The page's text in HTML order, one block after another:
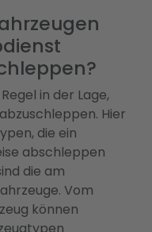
in der Lage,
Hier
die ein
abschleppen
die am
Vom
können